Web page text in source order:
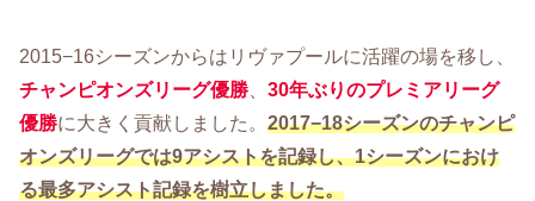
2015−16シーズンからはリヴァプールに活躍の場を移し、
チャンピオンズリーグ優勝
30年ぶりのプレミアリーグ
優勝に大きく貢献しました。 2017−18シーズンのチャンピ
オンズリーグでは9アシストを記録し、1シーズンにおけ
る最多アシスト記録を樹立しました。